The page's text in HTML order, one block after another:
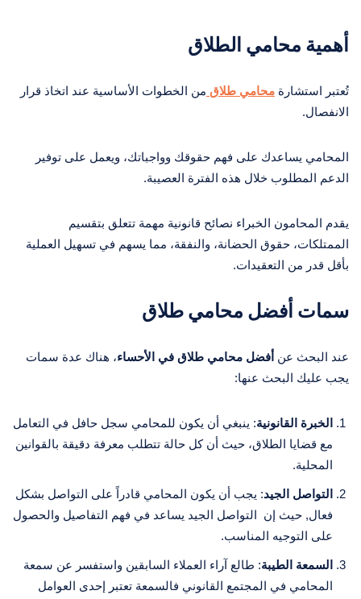
أهمية محامي الطلاق
تُعتبر استشارة محامي طلاق من الخطوات الأساسية عند اتخاذ قرار
الانفصال.
المحامي يساعدك على فهم حقوقك وواجباتك، ويعمل على توفير
الدعم المطلوب خلال هذه الفترة العصيبة.
يقدم المحامون الخبراء نصائح قانونية مهمة تتعلق بتقسيم
الممتلكات، حقوق الحضانة، والنفقة، مما يسهم في تسهيل العملية
بأقل قدر من التعقيدات.
سمات أفضل محامي طلاق
عند البحث عن أفضل محامي طلاق في الأحساء، هناك عدة سمات
يجب عليك البحث عنها:
الخبرة القانونية: ينبغي أن يكون للمحامي سجل حافل في التعامل
مع قضايا الطلاق، حيث أن كل حالة تتطلب معرفة دقيقة بالقوانين
المحلية.
التواصل الجيد: يجب أن يكون المحامي قادراً على التواصل بشكل
فعال, حيث إن التواصل الجيد يساعد في فهم التفاصيل والحصول
على التوجيه المناسب.
السمعة الطيبة: طالع آراء العملاء السابقين واستفسر عن سمعة
المحامي في المجتمع القانوني فالسمعة تعتبر إحدى العوامل